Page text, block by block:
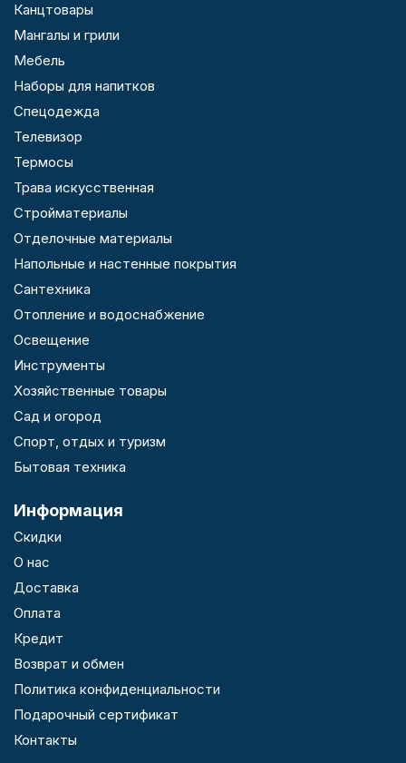
Канцтовары
Мангалы и грили
Мебель
Наборы для напитков
Спецодежда
Телевизор
Термосы
Трава искусственная
Стройматериалы
Отделочные материалы
Напольные и настенные покрытия
Сантехника
Отопление и водоснабжение
Освещение
Инструменты
Хозяйственные товары
Сад и огород
Спорт, отдых и туризм
Бытовая техника
Информация
Скидки
О нас
Доставка
Оплата
Кредит
Возврат и обмен
Политика конфиденциальности
Подарочный сертификат
Контакты